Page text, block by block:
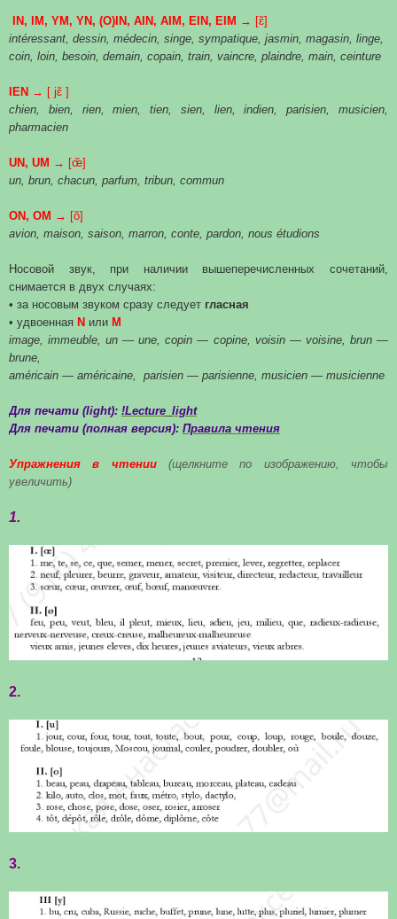
IN, IM, YM, YN, (O)IN, AIN, AIM, EIN, EIM → [ɛ̃]
intéressant, dessin, médecin, singe, sympatique, jasmin, magasin, linge,
coin, loin, besoin, demain, copain, train, vaincre, plaindre, main, ceinture
IEN → [ jɛ̃ ]
chien, bien, rien, mien, tien, sien, lien, indien, parisien, musicien,
pharmacien
UN, UM → [œ̃]
un, brun, chacun, parfum, tribun, commun
ON, ОМ → [õ]
avion, maison, saison, marron, conte, pardon, nous étudions
Носовой звук, при наличии вышеперечисленных сочетаний,
снимается в двух случаях:
• за носовым звуком сразу следует гласная
• удвоенная N или M
image, immeuble, un — une, copin — copine, voisin — voisine, brun —
brune,
américain — américaine, parisien — parisienne, musicien — musicienne
Для печати (light): !Lecture_light
Для печати (полная версия): Правила чтения
Упражнения в чтении (щелкните по изображению, чтобы
увеличить)
1.
2.
3.